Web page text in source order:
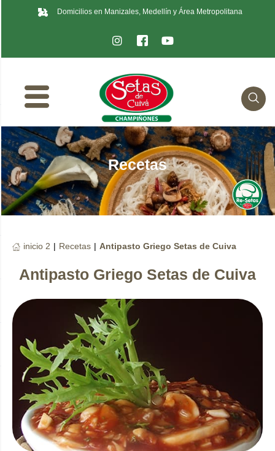
Domicilios en Manizales, Medellín y Área Metropolitana
Recetas
inicio 2 | Recetas | Antipasto Griego Setas de Cuiva
Antipasto Griego Setas de Cuiva